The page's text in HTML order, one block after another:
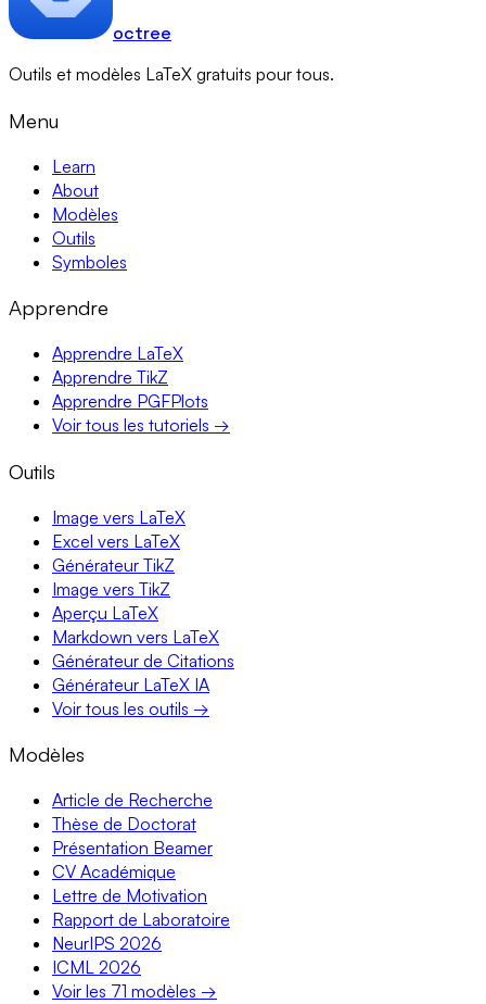
octree
Outils et modèles LaTeX gratuits pour tous.
Menu
Learn
About
Modèles
Outils
Symboles
Apprendre
Apprendre LaTeX
Apprendre TikZ
Apprendre PGFPlots
Voir tous les tutoriels →
Outils
Image vers LaTeX
Excel vers LaTeX
Générateur TikZ
Image vers TikZ
Aperçu LaTeX
Markdown vers LaTeX
Générateur de Citations
Générateur LaTeX IA
Voir tous les outils →
Modèles
Article de Recherche
Thèse de Doctorat
Présentation Beamer
CV Académique
Lettre de Motivation
Rapport de Laboratoire
NeurIPS 2026
ICML 2026
Voir les 71 modèles →